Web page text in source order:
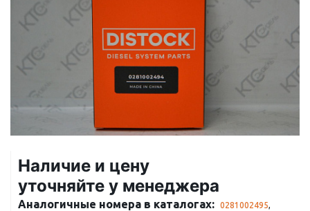
Наличие и цену
уточняйте у менеджера
Аналогичные номера в каталогах: 0281002495,